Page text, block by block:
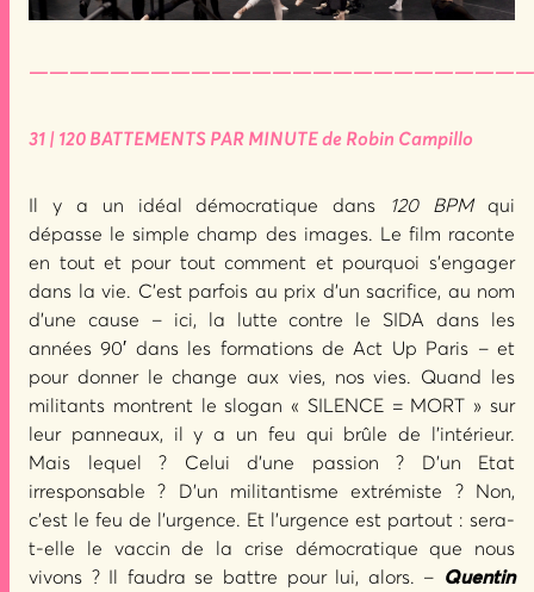
31 | 120 BATTEMENTS PAR MINUTE de Robin Campillo
Il y a un idéal démocratique dans 120 BPMqui
dépasse le simple champ des images. Le film raconte
en tout et pour tout comment et pourquoi s’engager
dans la vie. C’est parfois au prix d’un sacrifice, au nom
d’une cause – ici, la lutte contre le SIDA dans les
années 90′ dans les formations de Act Up Paris – et
pour donner le change aux vies, nos vies. Quand les
militants montrent le slogan « SILENCE = MORT » sur
leur panneaux, il y a un feu qui brûle de l’intérieur.
Mais lequel ? Celui d’une passion ? D’un Etat
irresponsable ? D’un militantisme extrémiste ? Non,
c’est le feu de l’urgence. Et l’urgence est partout : sera-
t-elle le vaccin de la crise démocratique que nous
vivons ? Il faudra se battre pour lui, alors. –
Quentin